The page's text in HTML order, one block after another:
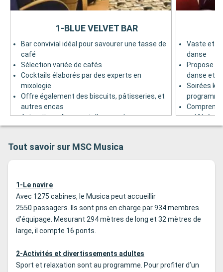
Bar convivial idéal pour savourer une tasse de
café
Sélection variée de cafés
Cocktails élaborés par des experts en
mixologie
Offre également des biscuits, pâtisseries, et
autres encas
Animations diverses telles que des
démonstrations de cuisine et des cabarets
moments de divertissement
1-BLUE VELVET BAR
Vaste et
danse
Propose
danse et
Soirées
Comprend
préférées
Jouxtant
Tout savoir sur MSC Musica
1-Le navire
Avec 1275 cabines, le Musica peut accueillir
2550 passagers. Ils sont pris en charge par 934 membres
d’équipage. Mesurant 294 mètres de long et 32 mètres de
large, il compte 16 ponts.
2-Activités et divertissements adultes
Sport et relaxation sont au programme. Pour profiter d’un